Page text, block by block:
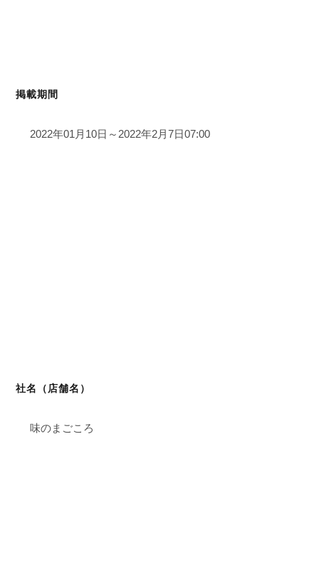
掲載期間
2022年01月10日～2022年2月7日07:00
社名（店舗名）
味のまごころ